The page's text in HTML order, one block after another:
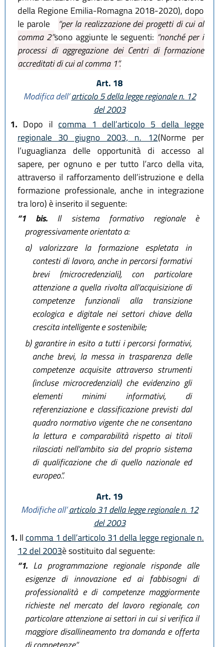
della Regione Emilia-Romagna 2018-2020), dopo
le parole “per la realizzazione dei progetti di cui al
comma 2”sono aggiunte le seguenti: “nonché per i
processi di aggregazione dei Centri di formazione
accreditati di cui al comma 1”.
Art. 18
Modifica dell’articolo 5 della legge regionale n. 12
del 2003
1. Dopo il comma 1 dell’articolo 5 della legge
regionale 30 giugno 2003, n. 12(Norme per
l’uguaglianza delle opportunità di accesso al
sapere, per ognuno e per tutto l’arco della vita,
attraverso il rafforzamento dell’istruzione e della
formazione professionale, anche in integrazione
tra loro) è inserito il seguente:
“1 bis.Il sistema formativo regionale è
progressivamente orientato a:
a)valorizzare la formazione espletata in
contesti di lavoro, anche in percorsi formativi
brevi (microcredenziali), con particolare
attenzione a quella rivolta all’acquisizione di
competenze funzionali alla transizione
ecologica e digitale nei settori chiave della
crescita intelligente e sostenibile;
b)garantire in esito a tutti i percorsi formativi,
anche brevi, la messa in trasparenza delle
competenze acquisite attraverso strumenti
(incluse microcredenziali) che evidenzino gli
elementi minimi informativi, di
referenziazione e classificazione previsti dal
quadro normativo vigente che ne consentano
la lettura e comparabilità rispetto ai titoli
rilasciati nell’ambito sia del proprio sistema
di qualificazione che di quello nazionale ed
europeo.”.
Art. 19
Modifiche all’articolo 31 della legge regionale n. 12
del 2003
1. Il comma 1 dell’articolo 31 della legge regionale n.
12 del 2003è sostituito dal seguente:
“1.La programmazione regionale risponde alle
esigenze di innovazione ed ai fabbisogni di
professionalità e di competenze maggiormente
richieste nel mercato del lavoro regionale, con
particolare attenzione ai settori in cui si verifica il
maggiore disallineamento tra domanda e offerta